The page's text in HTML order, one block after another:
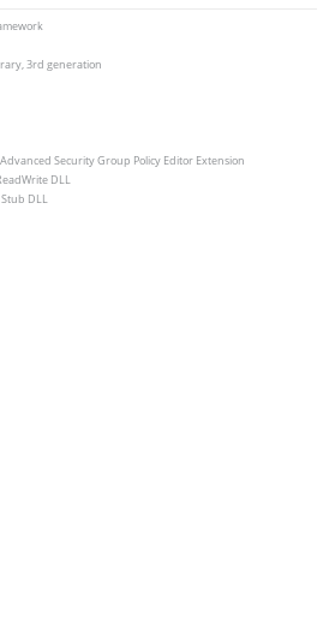
3rd generation
Security Group Policy Editor Extension
DLL
DLL